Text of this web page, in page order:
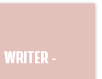
WRITER-